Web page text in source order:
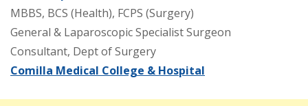
MBBS, BCS (Health), FCPS (Surgery)
General & Laparoscopic Specialist Surgeon
Consultant, Dept of Surgery
Comilla Medical College & Hospital